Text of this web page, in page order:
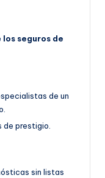
seguros de
de un
de prestigio.
sin listas